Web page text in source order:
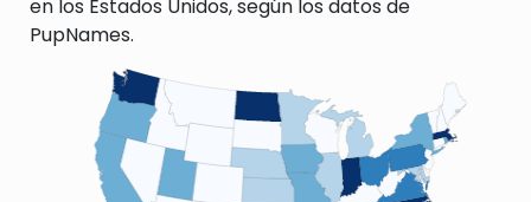
en los Estados Unidos, según los datos de
PupNames.